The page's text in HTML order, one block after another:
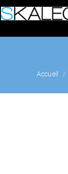
Accueil